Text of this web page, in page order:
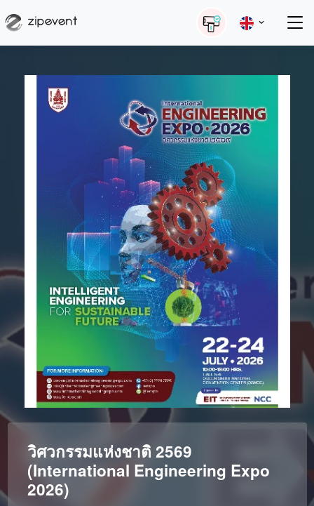
วิศวกรรมแห่งชาติ 2569
(International Engineering Expo
2026)